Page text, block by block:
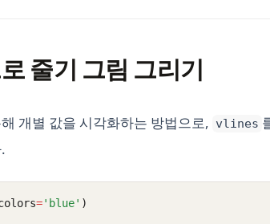
줄기 그림 그리기
개별 값을 시각화하는 방법으로, vlines
='blue' )